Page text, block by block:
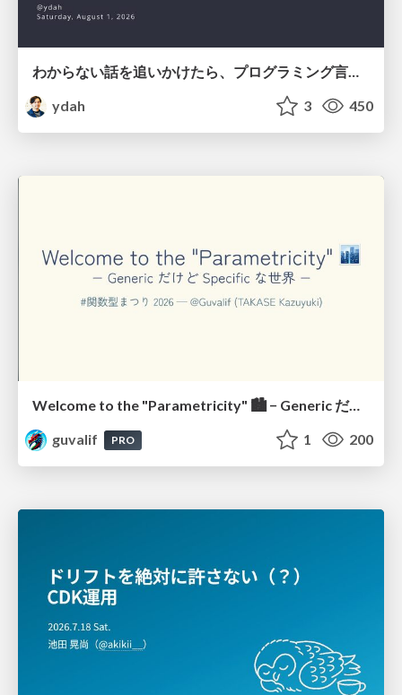
わからない話を追いかけたら、プログラミング言語を作る側にいた
ydah
3 450
Welcome to the "Parametricity" 🏙️ − Generic だけど Specific な世界 −
guvalif
PRO 1 200